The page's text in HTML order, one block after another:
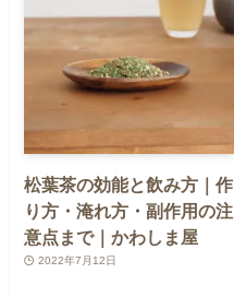
松葉茶の効能と飲み方｜作
り方・淹れ方・副作用の注
意点まで｜かわしま屋
2022年7月12日